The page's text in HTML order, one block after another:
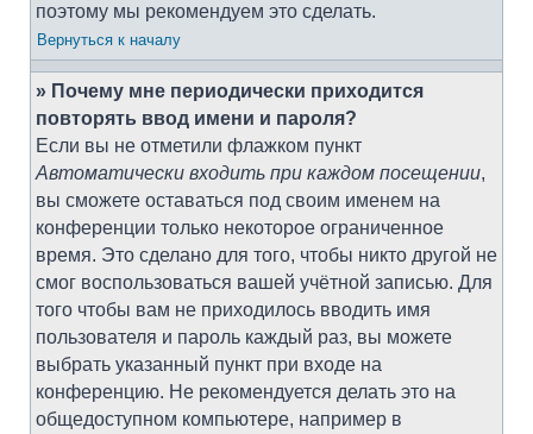
поэтому мы рекомендуем это сделать.
Вернуться к началу
» Почему мне периодически приходится
повторять ввод имени и пароля?
Если вы не отметили флажком пункт
Автоматически входить при каждом посещении,
вы сможете оставаться под своим именем на
конференции только некоторое ограниченное
время. Это сделано для того, чтобы никто другой не
смог воспользоваться вашей учётной записью. Для
того чтобы вам не приходилось вводить имя
пользователя и пароль каждый раз, вы можете
выбрать указанный пункт при входе на
конференцию. Не рекомендуется делать это на
общедоступном компьютере, например в